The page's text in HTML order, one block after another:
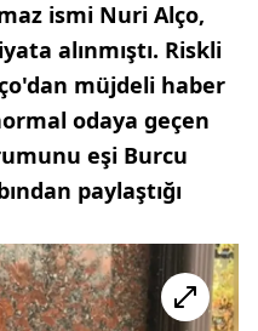
ismi Nuri Alço,
alınmıştı. Riskli
müjdeli haber
odaya geçen
eşi Burcu
paylaştığı